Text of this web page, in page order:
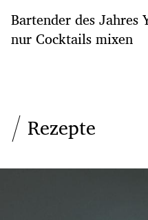
Bartender des Jahres
nur Cocktails mixen
Rezepte